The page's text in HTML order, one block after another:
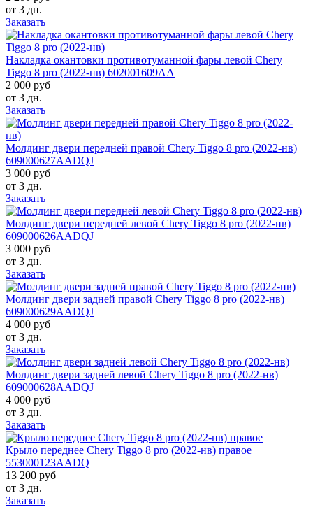
от 3 дн.
Заказать
Накладка окантовки противотуманной фары левой Chery
Tiggo 8 pro (2022-нв) 602001609AA
2 000 руб
от 3 дн.
Заказать
Молдинг двери передней правой Chery Tiggo 8 pro (2022-нв)
609000627AADQJ
3 000 руб
от 3 дн.
Заказать
Молдинг двери передней левой Chery Tiggo 8 pro (2022-нв)
609000626AADQJ
3 000 руб
от 3 дн.
Заказать
Молдинг двери задней правой Chery Tiggo 8 pro (2022-нв)
609000629AADQJ
4 000 руб
от 3 дн.
Заказать
Молдинг двери задней левой Chery Tiggo 8 pro (2022-нв)
609000628AADQJ
4 000 руб
от 3 дн.
Заказать
Крыло переднее Chery Tiggo 8 pro (2022-нв) правое
553000123AADQ
13 200 руб
от 3 дн.
Заказать